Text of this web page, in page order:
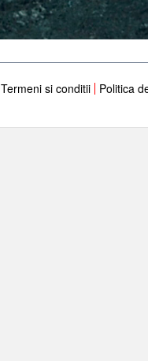
Termeni si conditii Politica